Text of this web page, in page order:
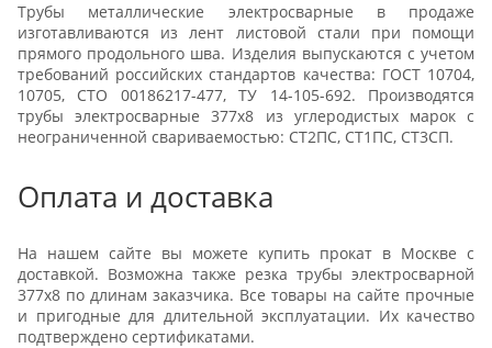
Трубы металлические электросварные в продаже
изготавливаются из лент листовой стали при помощи
прямого продольного шва. Изделия выпускаются с учетом
требований российских стандартов качества: ГОСТ 10704,
10705, СТО 00186217-477, ТУ 14-105-692. Производятся
трубы электросварные 377x8 из углеродистых марок с
неограниченной свариваемостью: СТ2ПС, СТ1ПС, СТ3СП.
Оплата и доставка
На нашем сайте вы можете купить прокат в Москве с
доставкой. Возможна также резка трубы электросварной
377x8 по длинам заказчика. Все товары на сайте прочные
и пригодные для длительной эксплуатации. Их качество
подтверждено сертификатами.